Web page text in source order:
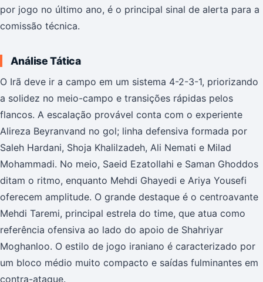
por jogo no último ano, é o principal sinal de alerta para a
comissão técnica.
Análise Tática
O Irã deve ir a campo em um sistema 4-2-3-1, priorizando
a solidez no meio-campo e transições rápidas pelos
flancos. A escalação provável conta com o experiente
Alireza Beyranvand no gol; linha defensiva formada por
Saleh Hardani, Shoja Khalilzadeh, Ali Nemati e Milad
Mohammadi. No meio, Saeid Ezatollahi e Saman Ghoddos
ditam o ritmo, enquanto Mehdi Ghayedi e Ariya Yousefi
oferecem amplitude. O grande destaque é o centroavante
Mehdi Taremi, principal estrela do time, que atua como
referência ofensiva ao lado do apoio de Shahriyar
Moghanloo. O estilo de jogo iraniano é caracterizado por
um bloco médio muito compacto e saídas fulminantes em
contra-ataque.